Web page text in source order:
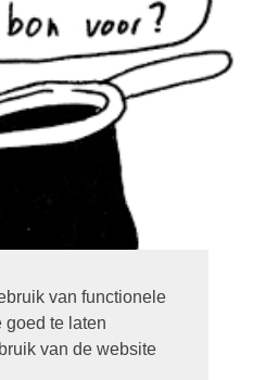
van functionele
goed te laten
van de website